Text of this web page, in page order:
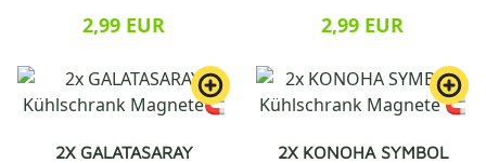
2,99 EUR 2,99 EUR
2X GALATASARAY
2X KONOHA SYMBOL